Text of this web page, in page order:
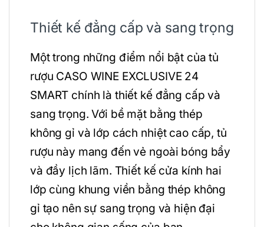
Thiết kế đẳng cấp và sang trọng
Một trong những điểm nổi bật của tủ
rượu CASO WINE EXCLUSIVE 24
SMART chính là thiết kế đẳng cấp và
sang trọng. Với bề mặt bằng thép
không gỉ và lớp cách nhiệt cao cấp, tủ
rượu này mang đến vẻ ngoài bóng bẩy
và đầy lịch lãm. Thiết kế cửa kính hai
lớp cùng khung viền bằng thép không
gỉ tạo nên sự sang trọng và hiện đại